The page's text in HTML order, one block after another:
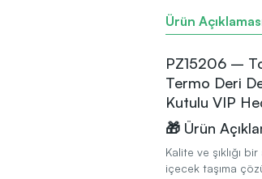
Ürün
PZ15206 –
Termo Deri
Kutulu VIP
🎁 Ürün
Kalite ve şıklığı
içecek taşıma